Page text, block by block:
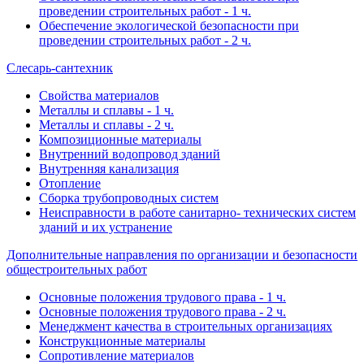
проведении строительных работ - 1 ч.
Обеспечение экологической безопасности при
проведении строительных работ - 2 ч.
Слесарь-сантехник
Свойства материалов
Металлы и сплавы - 1 ч.
Металлы и сплавы - 2 ч.
Композиционные материалы
Внутренний водопровод зданий
Внутренняя канализация
Отопление
Сборка трубопроводных систем
Неисправности в работе санитарно- технических систем
зданий и их устранение
Дополнительные направления по организации и безопасности
общестроительных работ
Основные положения трудового права - 1 ч.
Основные положения трудового права - 2 ч.
Менеджмент качества в строительных организациях
Конструкционные материалы
Сопротивление материалов